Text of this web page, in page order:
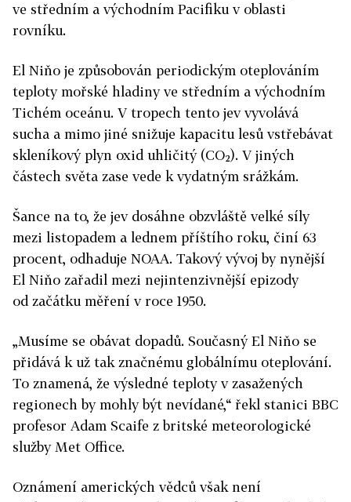
ve středním a východním Pacifiku v oblasti
rovníku.
El Niňo je způsobován periodickým oteplováním
teploty mořské hladiny ve středním a východním
Tichém oceánu. V tropech tento jev vyvolává
sucha a mimo jiné snižuje kapacitu lesů vstřebávat
skleníkový plyn oxid uhličitý (CO₂). V jiných
částech světa zase vede k vydatným srážkám.
Šance na to, že jev dosáhne obzvláště velké síly
mezi listopadem a lednem příštího roku, činí 63
procent, odhaduje NOAA. Takový vývoj by nynější
El Niňo zařadil mezi nejintenzivnější epizody
od začátku měření v roce 1950.
„Musíme se obávat dopadů. Současný El Niňo se
přidává k už tak značnému globálnímu oteplování.
To znamená, že výsledné teploty v zasažených
regionech by mohly být nevídané,“ řekl stanici BBC
profesor Adam Scaife z britské meteorologické
služby Met Office.
Oznámení amerických vědců však není